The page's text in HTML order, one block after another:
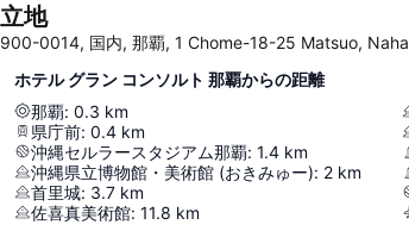
立地
900-0014, 国内, 那覇, 1 Chome-18-25 Matsuo, Naha
ホテル グラン コンソルト 那覇からの距離
那覇: 0.3 km
県庁前: 0.4 km
沖縄セルラースタジアム那覇: 1.4 km
沖縄県立博物館・美術館 (おきみゅー): 2 km
首里城: 3.7 km
佐喜真美術館: 11.8 km